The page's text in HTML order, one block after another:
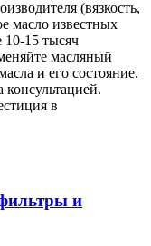
(вязкость,
масло известных
10-15 тысяч
масляный
и его состояние.
в
и